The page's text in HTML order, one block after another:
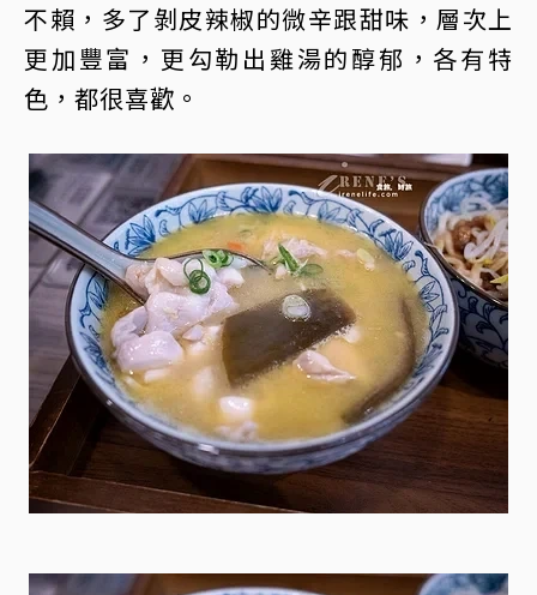
不賴，多了剝皮辣椒的微辛跟甜味，層次上
更加豐富，更勾勒出雞湯的醇郁，各有特
色，都很喜歡。